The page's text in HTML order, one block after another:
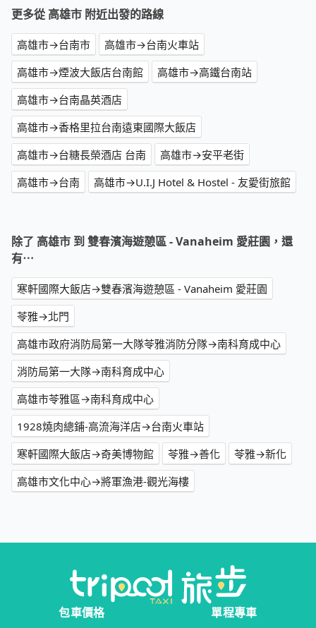
更多從 高雄市 附近出發的路線
高雄市→台南市
高雄市→台南火車站
高雄市→煙波大飯店台南館
高雄市→高鐵台南站
高雄市→台南晶英酒店
高雄市→香格里拉台南遠東國際大飯店
高雄市→台糖長榮酒店 台南
高雄市→安平老街
高雄市→台南
高雄市→U.I.J Hotel & Hostel - 友愛街旅館
除了 高雄市 到 雙春濱海遊憩區 - Vanaheim 愛莊園，還
有⋯
寒軒國際大飯店→雙春濱海遊憩區 - Vanaheim 愛莊園
苓雅→北門
高雄市政府消防局第一大隊苓雅消防分隊→南科育成中心
消防局第一大隊→南科育成中心
高雄市苓雅區→南科育成中心
1928燒肉總鋪-高流海洋店→台南火車站
寒軒國際大飯店→奇美博物館
苓雅→善化
苓雅→新化
高雄市文化中心→將軍漁港-觀光海樓
包車價格
單程專車